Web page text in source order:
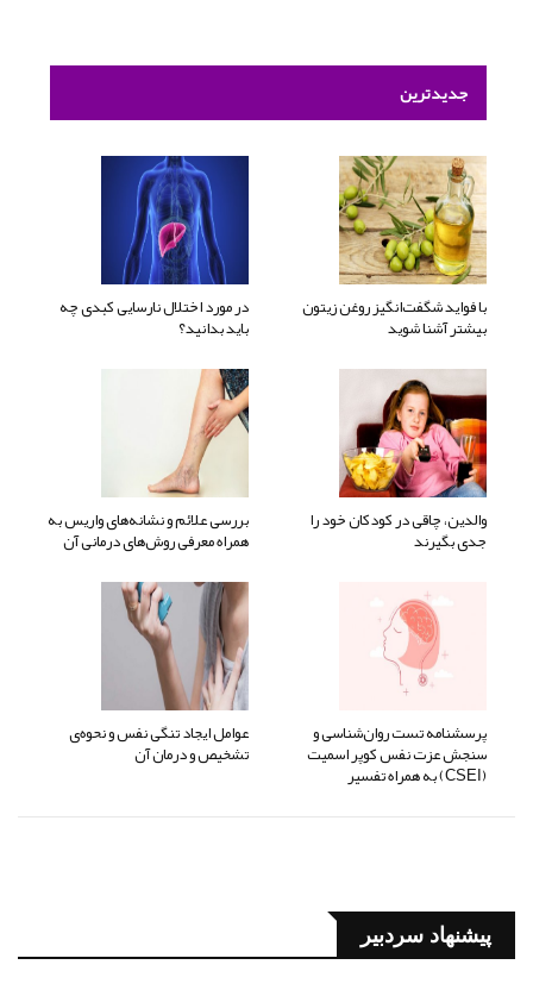
جدیدترین
با فواید شگفت‌انگیز روغن زیتون
بیشتر آشنا شوید
در مورد اختلال نارسایی کبدی چه
باید بدانید؟
والدین، چاقی در کودکان خود را
جدی بگیرند
بررسی علائم و نشانه‌های واریس به
همراه معرفی روش‌های درمانی آن
پرسشنامه تست روان‌شناسی و
سنجش عزت نفس کوپر اسمیت
(CSEI) به همراه تفسیر
عوامل ایجاد تنگی نفس و نحوه‌ی
تشخیص و درمان آن
پیشنهاد سردبیر